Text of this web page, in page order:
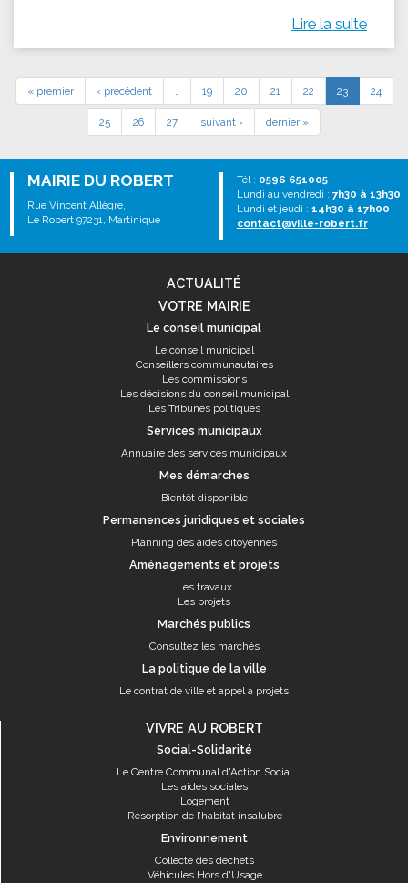
Lire la suite
« premier ‹ précédent … 19 20 21 22 23 24
25 26 27 suivant › dernier »
MAIRIE DU ROBERT
Rue Vincent Allègre,
Le Robert 97231, Martinique
Tél : 0596 651005
Lundi au vendredi : 7h30 à 13h30
Lundi et jeudi : 14h30 à 17h00
contact@ville-robert.fr
ACTUALITÉ
VOTRE MAIRIE
Le conseil municipal
Le conseil municipal
Conseillers communautaires
Les commissions
Les décisions du conseil municipal
Les Tribunes politiques
Services municipaux
Annuaire des services municipaux
Mes démarches
Bientôt disponible
Permanences juridiques et sociales
Planning des aides citoyennes
Aménagements et projets
Les travaux
Les projets
Marchés publics
Consultez les marchés
La politique de la ville
Le contrat de ville et appel à projets
VIVRE AU ROBERT
Social-Solidarité
Le Centre Communal d'Action Social
Les aides sociales
Logement
Résorption de l’habitat insalubre
Environnement
Collecte des déchets
Véhicules Hors d'Usage